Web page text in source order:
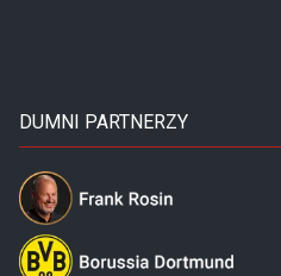
DUMNI PARTNERZY